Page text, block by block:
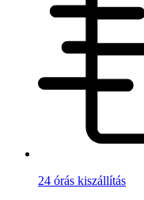
24 órás kiszállítás